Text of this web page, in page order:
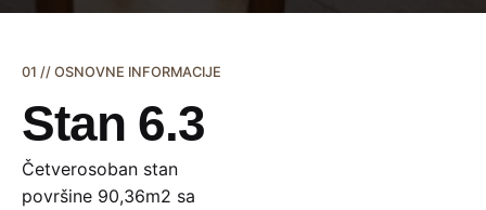
01 // OSNOVNE INFORMACIJE
Stan 6.3
Četverosoban stan
površine 90,36m2 sa